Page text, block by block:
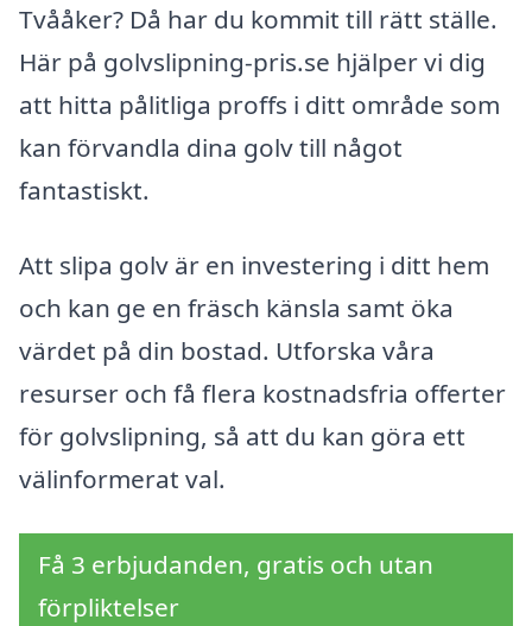
Tvååker? Då har du kommit till rätt ställe.
Här på golvslipning-pris.se hjälper vi dig
att hitta pålitliga proffs i ditt område som
kan förvandla dina golv till något
fantastiskt.
Att slipa golv är en investering i ditt hem
och kan ge en fräsch känsla samt öka
värdet på din bostad. Utforska våra
resurser och få flera kostnadsfria offerter
för golvslipning, så att du kan göra ett
välinformerat val.
Få 3 erbjudanden, gratis och utan
förpliktelser